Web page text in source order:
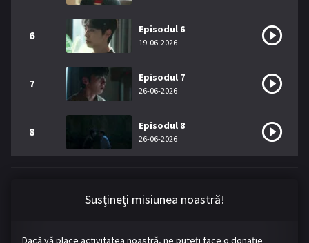
6 Episodul 6
19-06-2026
7 Episodul 7
26-06-2026
8 Episodul 8
26-06-2026
Susțineți misiunea noastră!
Dacă vă place activitatea noastră, ne puteți face o donație